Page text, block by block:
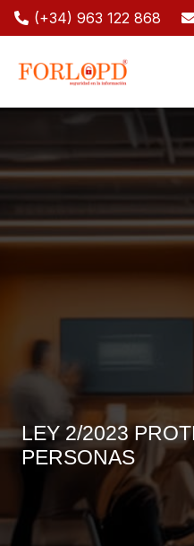
(+34) 963 122 868
LEY 2/2023
PERSONAS